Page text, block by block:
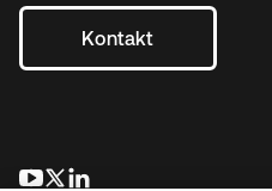
Kontakt
wird in einer neuen
wird in einer neuen